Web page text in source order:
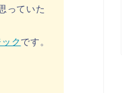
っていた
クです。